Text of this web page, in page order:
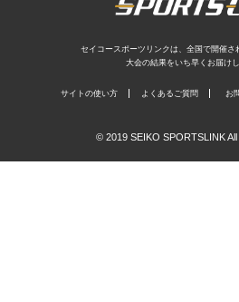
セイコースポーツリンクは、全国で開催さ
大会の結果をいち早くお届けし
サイトの使い方 よくあるご質問 お
© 2019 SEIKO SPORTSLINK